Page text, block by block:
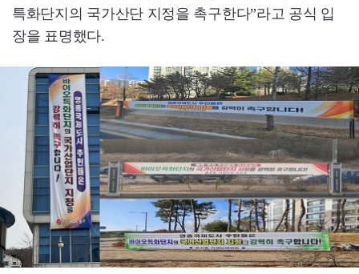
특화단지의 국가산단 지정을 촉구한다”라고 공식 입
장을 표명했다.